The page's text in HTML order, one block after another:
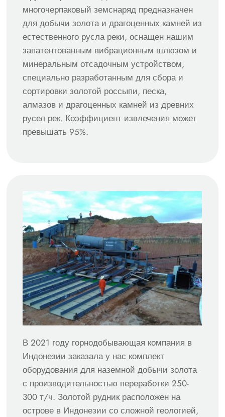
многочерпаковый земснаряд предназначен
для добычи золота и драгоценных камней из
естественного русла реки, оснащен нашим
запатентованным вибрационным шлюзом и
минеральным отсадочным устройством,
специально разработанным для сбора и
сортировки золотой россыпи, песка,
алмазов и драгоценных камней из древних
русел рек. Коэффициент извлечения может
превышать 95%.
В 2021 году горнодобывающая компания в
Индонезии заказала у нас комплект
оборудования для наземной добычи золота
с производительностью переработки 250-
300 т/ч. Золотой рудник расположен на
острове в Индонезии со сложной геологией,